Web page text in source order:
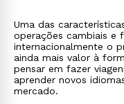
Uma das
operações cambiais e
internacionalmente o
ainda mais valor à
pensar em fazer
aprender novos
mercado.